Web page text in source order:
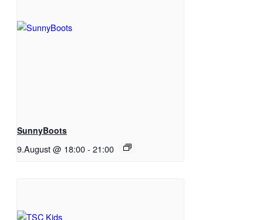
SunnyBoots
9.August @ 18:00- 21:00